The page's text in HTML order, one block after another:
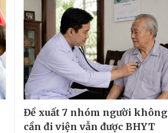
Đề xuất 7 nhóm người không
cần đi viện vẫn được BHYT